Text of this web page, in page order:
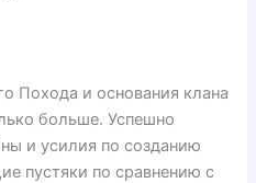
Похода и основания клана
больше. Успешно
и усилия по созданию
пустяки по сравнению с